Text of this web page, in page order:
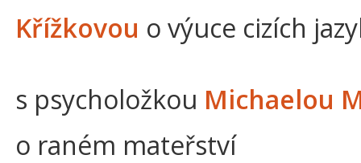
Křížkovou o výuce cizích
s psycholožkou Michaelou
o raném mateřství